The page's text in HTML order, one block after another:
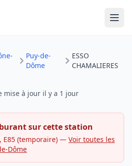
Puy-de-
Dôme
ESSO
CHAMALIERES
mise à jour il y a 1 jour
sur cette station
E85 (temporaire) — Voir toutes les
Dôme